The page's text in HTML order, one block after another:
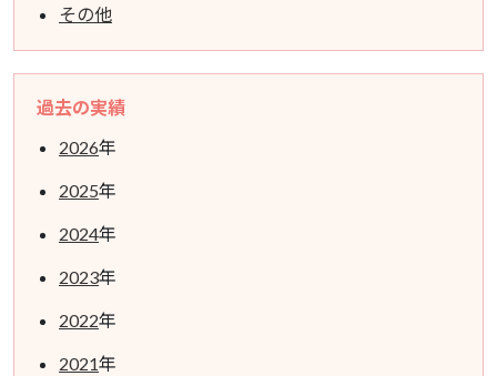
その他
過去の実績
2026年
2025年
2024年
2023年
2022年
2021年